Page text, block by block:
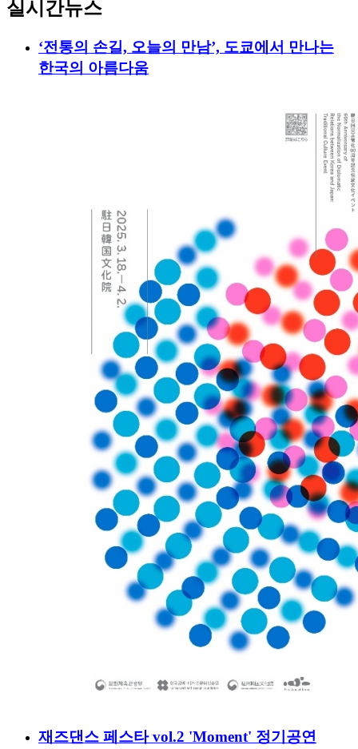
실시간뉴스
‘전통의 손길, 오늘의 만남’, 도쿄에서 만나는
한국의 아름다움
재즈댄스 페스타 vol.2 'Moment' 정기공연